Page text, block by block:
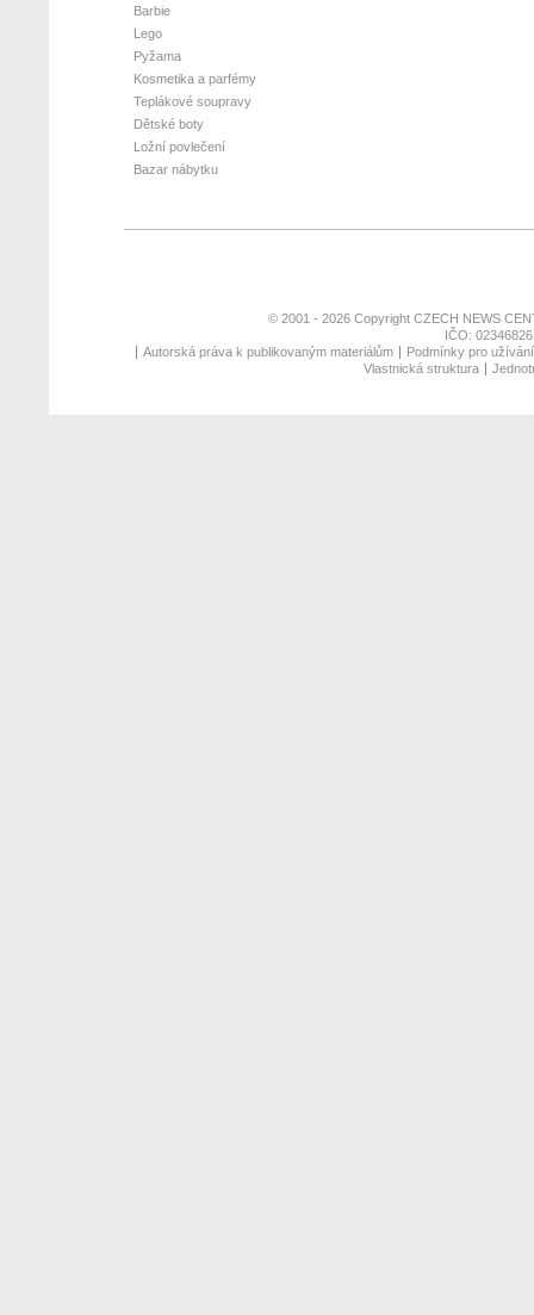
Barbie
Lego
Pyžama
Kosmetika a parfémy
Teplákové soupravy
Dětské boty
Ložní povlečení
Bazar nábytku
© 2001 - 2026 Copyright CZECH NEWS
IČO:
Autorská práva k publikovaným materiálům
Podmínky pro
Vlastnická struktura